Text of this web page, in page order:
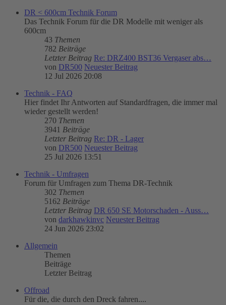
DR < 600cm Technik Forum
Das Technik Forum für die DR Modelle mit weniger als
600cm
43 Themen
782 Beiträge
Letzter Beitrag Re: DRZ400 BST36 Vergaser abs…
von DR500 Neuester Beitrag
12 Jul 2026 20:08
Technik - FAQ
Hier findet Ihr Antworten auf Standardfragen, die immer mal
wieder gestellt werden!
270 Themen
3941 Beiträge
Letzter Beitrag Re: DR - Lager
von DR500 Neuester Beitrag
25 Jul 2026 13:51
Technik - Umfragen
Forum für Umfragen zum Thema DR-Technik
302 Themen
5162 Beiträge
Letzter Beitrag DR 650 SE Motorschaden - Auss…
von darkhawkinvc Neuester Beitrag
24 Jun 2026 23:02
Allgemein
Themen
Beiträge
Letzter Beitrag
Offroad
Für die, die durch den Dreck fahren....